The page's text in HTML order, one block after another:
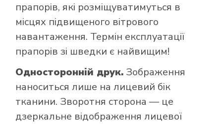
прапорів, які розміщуватимуться в
місцях підвищеного вітрового
навантаження. Термін експлуатації
прапорів зі шведки є найвищим!
Односторонній друк. Зображення
наноситься лише на лицевий бік
тканини. Зворотня сторона — це
дзеркальне відображення лицевої